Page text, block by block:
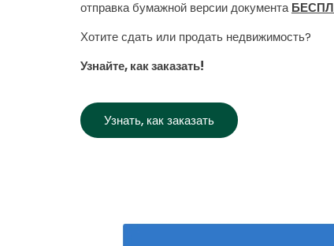
отправка бумажной версии документа
Хотите сдать или продать недвижимость?
Узнайте, как заказать!
Узнать, как заказать